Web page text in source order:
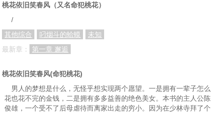
51你确定还要嫁祸我么
54这可是我第一个初吻 55都知道你楚月不杀人
57他们就像从未相识过
60强吻你自然算是奖赏 61得白域诀者，霸武林
63她是我的人为何还你 64永远不能爱上萧慕容 65原来周芷若真的存在
66阁下不相信萧某人么 67把我的脸赔给她如何 68蓝甚，你爱我么？
桃花依旧笑春风（又名命犯桃花）
/
其他综合
叼烟斗的蛤蟆
未知
最新章：
第一章 邂逅
桃花依旧笑春风(命犯桃花)
男人的梦想是什么，无怪乎想实现两个愿望。一是拥有一辈子怎么
花也花不完的金钱，二是拥有多多益善的绝色美女。本书的主人公陈
俊雄，一个受不了后母虐待而离家出走的穷小。因为在少林寺拜了个